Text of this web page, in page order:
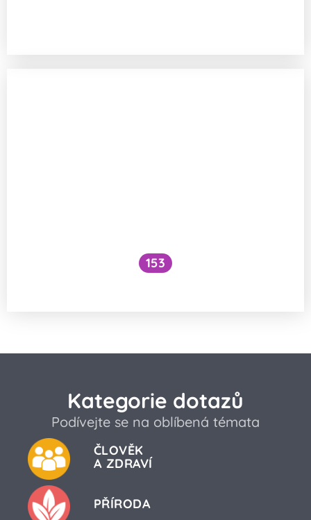
153
Kategorie dotazů
Podívejte se na oblíbená témata
ČLOVĚK
A ZDRAVÍ
PŘÍRODA